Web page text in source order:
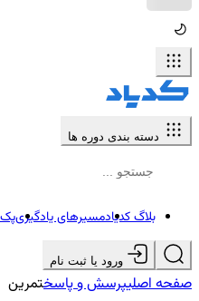
دسته بندی دوره ها
بلاگ کدیادمسیرهای یادگیری
ورود یا ثبت نام
صفحه اصلیپرسش و پاسختمرین